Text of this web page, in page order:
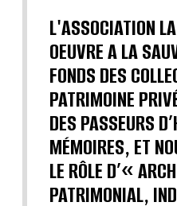
L'ASSOCIATION
OEUVRE A LA
FONDS DES
PATRIMOINE
DES PASSEURS
MÉMOIRES, ET
LE RÔLE D’«
PATRIMONIAL,